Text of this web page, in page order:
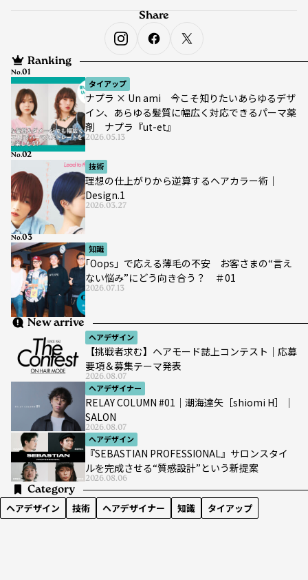
Ranking
タイアップ
ナプラ × Un ami 今こそ知りたいあらゆるデザ
イン、あらゆる髪質に幅広く対応できるパーマ薬
剤 ナプラ『ut-et』
2026.05.13
No.
技術
理想の仕上がりから逆算するヘアカラー術｜
Design.1
2026.03.27
No.
知識
｢Oops」で応える薄毛の不安 お客さまの“言え
ない悩み”にどう向き合う？ ＃01
2026.07.13
No.
New arrive
ヘアデザイン
【挑戦者求む】ヘアモード誌上コンテスト｜応募
要項＆募集テーマ発表
2026.08.07
ヘアデザイナー
RELAY COLUMN #01｜潮海達矢［shiomi H］｜
SALON
2026.08.07
ヘアデザイン
『SEBASTIAN PROFESSIONAL』サロンスタイ
ルを完成させる“質感設計”という新提案
2026.08.06
Category
ヘアデザイン 技術 ヘアデザイナー 知識 タイアップ
Share